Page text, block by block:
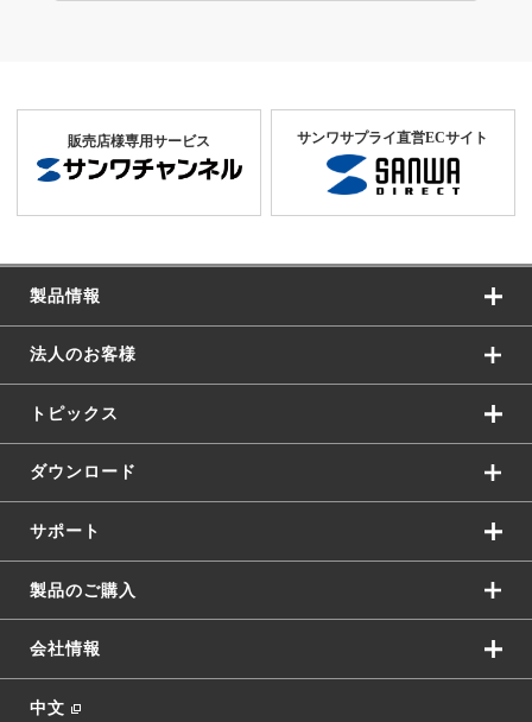
販売店様専用サービス サンワサプライ直営ECサイト
製品情報
法人のお客様
トピックス
ダウンロード
サポート
製品のご購入
会社情報
中文